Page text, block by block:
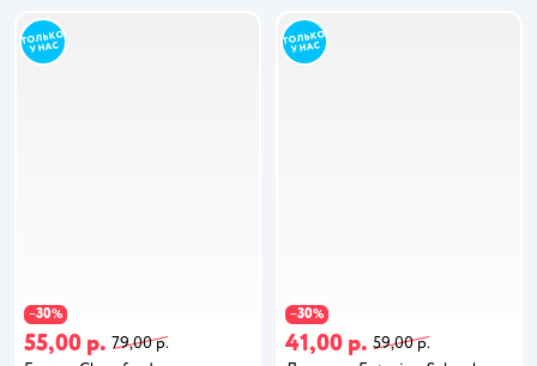
−30%
55,00 р. 79,00 р.
−30%
41,00 р. 59,00 р.